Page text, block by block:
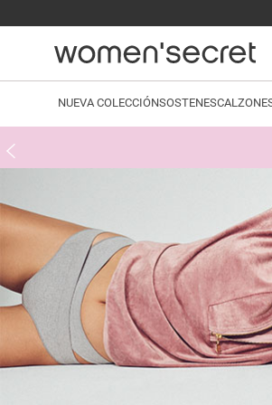
NUEVA COLECCIÓNSOSTENES